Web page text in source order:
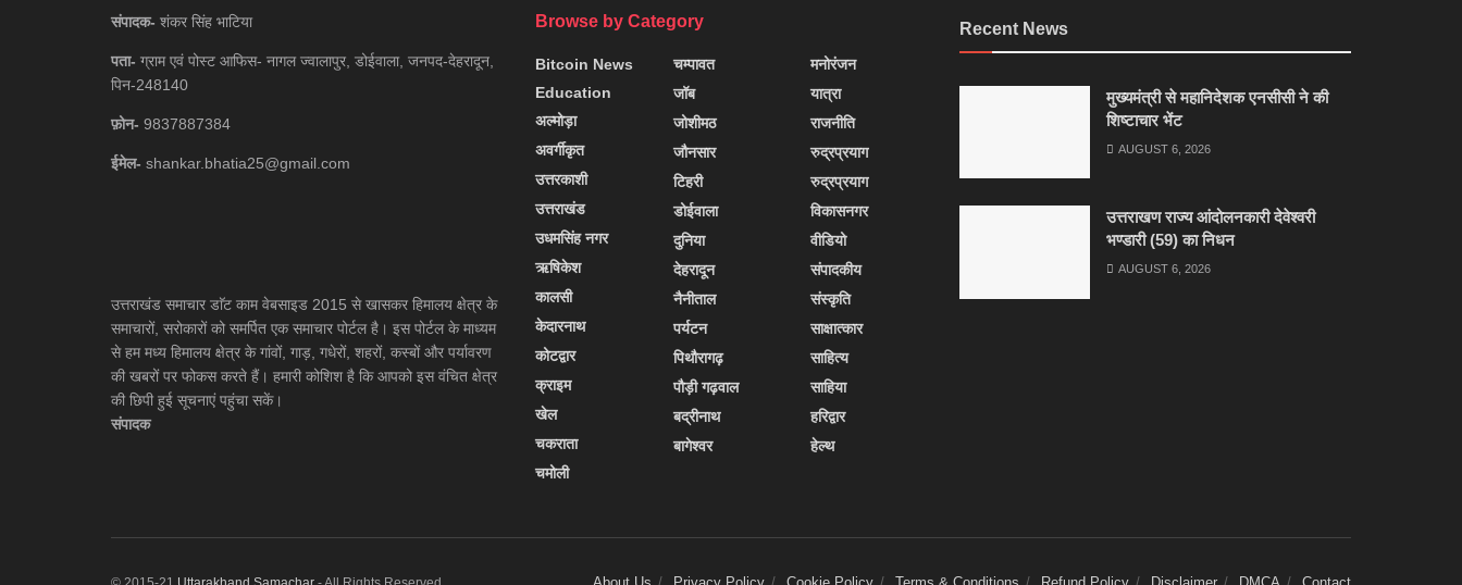
संपादक- शंकर सिंह भाटिया
पता- ग्राम एवं पोस्ट आफिस- नागल ज्वालापुर, डोईवाला, जनपद-देहरादून,
पिन-248140
फ़ोन- 9837887384
ईमेल- shankar.bhatia25@gmail.com
उत्तराखंड समाचार डाॅट काम वेबसाइड 2015 से खासकर हिमालय क्षेत्र के
समाचारों, सरोकारों को समर्पित एक समाचार पोर्टल है। इस पोर्टल के माध्यम
से हम मध्य हिमालय क्षेत्र के गांवों, गाड़, गधेरों, शहरों, कस्बों और पर्यावरण
की खबरों पर फोकस करते हैं। हमारी कोशिश है कि आपको इस वंचित क्षेत्र
की छिपी हुई सूचनाएं पहुंचा सकें।
संपादक
Browse by Category
Bitcoin News
Education
अल्मोड़ा
अवर्गीकृत
उत्तरकाशी
उत्तराखंड
उधमसिंह नगर
ऋषिकेश
कालसी
केदारनाथ
कोटद्वार
क्राइम
खेल
चकराता
चमोली
चम्पावत
जॉब
जोशीमठ
जौनसार
टिहरी
डोईवाला
दुनिया
देहरादून
नैनीताल
पर्यटन
पिथौरागढ़
पौड़ी गढ़वाल
बद्रीनाथ
बागेश्वर
मनोरंजन
यात्रा
राजनीति
रुद्रप्रयाग
रुद्रप्रयाग
विकासनगर
वीडियो
संपादकीय
संस्कृति
साक्षात्कार
साहित्य
साहिया
हरिद्वार
हेल्थ
Recent News
मुख्यमंत्री से महानिदेशक एनसीसी ने की
शिष्टाचार भेंट
AUGUST 6, 2026
उत्तराखण राज्य आंदोलनकारी देवेश्वरी
भण्डारी (59) का निधन
AUGUST 6, 2026